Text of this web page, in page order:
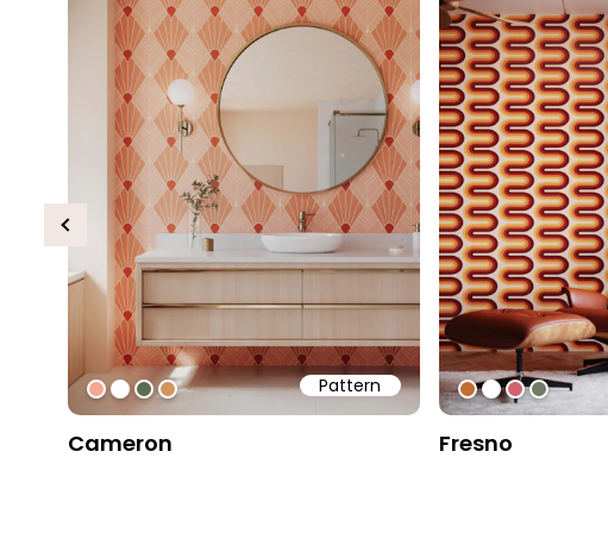
Pattern
#f4a791
#ffffff
#5b6d51
#d4945f
Cameron
#c26d32
#ffffff
#cf6470
#727a65
Fresno
Previous